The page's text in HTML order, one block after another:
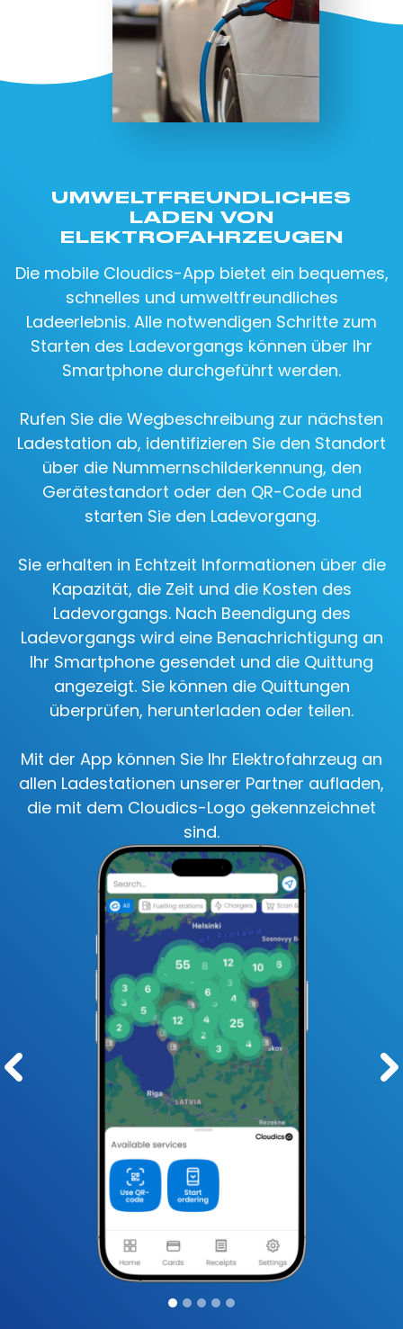
UMWELTFREUNDLICHES
LADEN VON
ELEKTROFAHRZEUGEN
Die mobile Cloudics-App bietet ein bequemes,
schnelles und umweltfreundliches
Ladeerlebnis. Alle notwendigen Schritte zum
Starten des Ladevorgangs können über Ihr
Smartphone durchgeführt werden.
Rufen Sie die Wegbeschreibung zur nächsten
Ladestation ab, identifizieren Sie den Standort
über die Nummernschilderkennung, den
Gerätestandort oder den QR-Code und
starten Sie den Ladevorgang.
Sie erhalten in Echtzeit Informationen über die
Kapazität, die Zeit und die Kosten des
Ladevorgangs. Nach Beendigung des
Ladevorgangs wird eine Benachrichtigung an
Ihr Smartphone gesendet und die Quittung
angezeigt. Sie können die Quittungen
überprüfen, herunterladen oder teilen.
Mit der App können Sie Ihr Elektrofahrzeug an
allen Ladestationen unserer Partner aufladen,
die mit dem Cloudics-Logo gekennzeichnet
sind.
Pre
vio
Ne
xt